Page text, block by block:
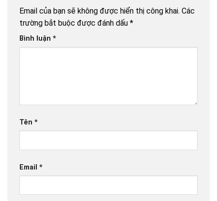
Email của bạn sẽ không được hiển thị công khai. Các
trường bắt buộc được đánh dấu *
Bình luận *
Tên *
Email *